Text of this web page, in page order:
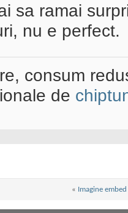
sa ramai
nu e perfect.
consum
de
« Imagine